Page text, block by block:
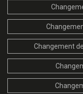
Changement